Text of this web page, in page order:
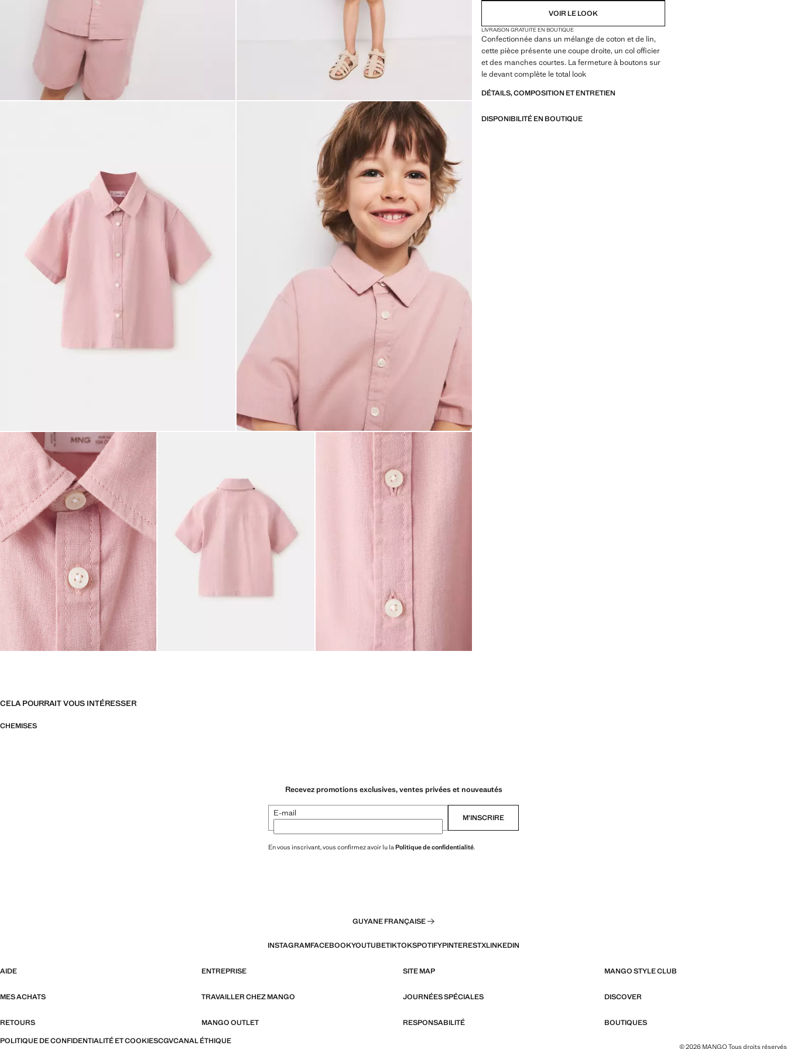
VOIR LE LOOK
LIVRAISON GRATUITE EN BOUTIQUE
Confectionnée dans un mélange de coton et de lin,
cette pièce présente une coupe droite, un col officier
et des manches courtes. La fermeture à boutons sur
le devant complète le total look
DÉTAILS, COMPOSITION ET ENTRETIEN
DISPONIBILITÉ EN BOUTIQUE
CELA POURRAIT VOUS INTÉRESSER
CHEMISES
Recevez promotions exclusives, ventes privées et nouveautés
E-mail M’INSCRIRE
En vous inscrivant, vous confirmez avoir lu laPolitique de confidentialité.
GUYANE FRANÇAISE
INSTAGRAMFACEBOOKYOUTUBETIKTOKSPOTIFYPINTERESTXLINKEDIN
AIDE ENTREPRISE SITE MAP MANGO STYLE CLUB
MES ACHATS TRAVAILLER CHEZ MANGO JOURNÉES SPÉCIALES DISCOVER
RETOURS MANGO OUTLET RESPONSABILITÉ
BOUTIQUES
POLITIQUE DE CONFIDENTIALITÉ ET COOKIESCGVCANAL ÉTHIQUE
© 2026 MANGO Tous droits réservés